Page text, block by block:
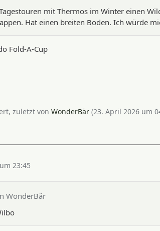
mit Thermos im Winter einen
Hat einen breiten Boden. Ich würde
Fold-A-Cup
zuletzt von WonderBär (23. April 2026 um
23:45
WonderBär